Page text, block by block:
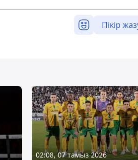
Пікір
02:08, 07 тамыз 2026